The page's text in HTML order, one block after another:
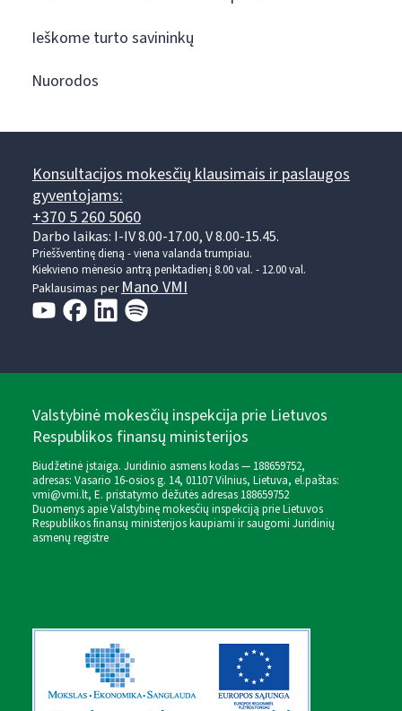
Ieškome turto savininkų
Nuorodos
Konsultacijos mokesčių klausimais ir paslaugos
gyventojams:
+370 5 260 5060
Darbo laikas: I-IV 8.00-17.00, V 8.00-15.45.
Prieššventinę dieną - viena valanda trumpiau.
Kiekvieno mėnesio antrą penktadienį 8.00 val. - 12.00 val.
Paklausimas per Mano VMI
Valstybinė mokesčių inspekcija prie Lietuvos
Respublikos finansų ministerijos
Biudžetinė įstaiga. Juridinio asmens kodas — 188659752,
adresas: Vasario 16-osios g. 14, 01107 Vilnius, Lietuva, el.paštas:
vmi@vmi.lt, E. pristatymo dėžutės adresas 188659752
Duomenys apie Valstybinę mokesčių inspekciją prie Lietuvos
Respublikos finansų ministerijos kaupiami ir saugomi Juridinių
asmenų registre